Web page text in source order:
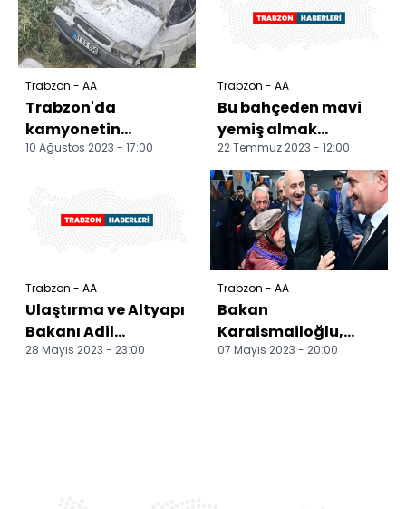
kişi öldü
Trabzon - AA
Trabzon'da
kamyonetin
şarampole
10 Ağustos 2023 - 17:00
Trabzon - AA
Bu bahçeden mavi
yemiş almak
isteyenler ürünleri
kendileri topluyor
22 Temmuz 2023 - 12:00
Trabzon - AA
Ulaştırma ve Altyapı
Bakanı Adil
Karaismailoğlu'ndan
28 Mayıs 2023 - 23:00
Trabzon - AA
Bakan
Karaismailoğlu,
Hayrat ilçesinde
07 Mayıs 2023 - 20:00